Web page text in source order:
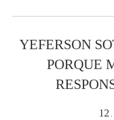
YEFERSON
PORQUE
12 .